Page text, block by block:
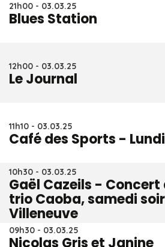
21h00 - 03.03.25
Blues Station
12h00 - 03.03.25
Le Journal
11h10 - 03.03.25
Café des Sports - Lundi
10h30 - 03.03.25
Gaël Cazeils - Concert
trio Caoba, samedi
Villeneuve
09h30 - 03.03.25
Nicolas Gris et Janine